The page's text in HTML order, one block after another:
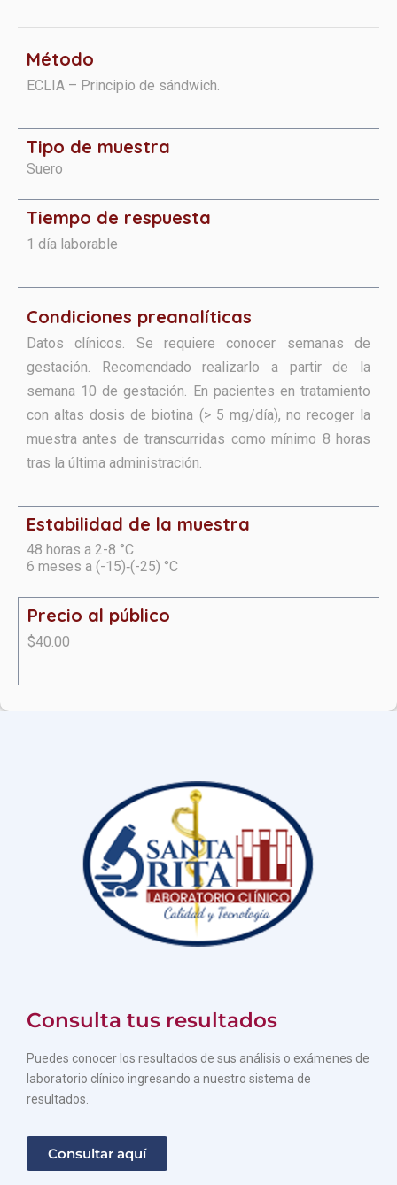
Método
ECLIA – Principio de sándwich.
Tipo de muestra
Suero
Tiempo de respuesta
1 día laborable
Condiciones preanalíticas
Datos clínicos. Se requiere conocer semanas de
gestación. Recomendado realizarlo a partir de la
semana 10 de gestación. En pacientes en tratamiento
con altas dosis de biotina (> 5 mg/día), no recoger la
muestra antes de transcurridas como mínimo 8 horas
tras la última administración.
Estabilidad de la muestra
48 horas a 2-8 °C
6 meses a (-15)‑(-25) °C
Precio al público
$40.00
Consulta tus resultados
Puedes conocer los resultados de sus análisis o exámenes de
laboratorio clínico ingresando a nuestro sistema de
resultados.
Consultar aquí